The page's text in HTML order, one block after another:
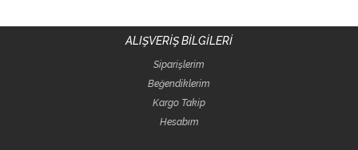
ALIŞVERİŞ BİLGİLERİ
Siparişlerim
Beğendiklerim
Kargo Takip
Hesabım